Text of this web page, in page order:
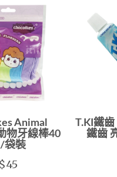
Animal
物牙線棒40
袋裝
$45
T.KI鐵
鐵齒